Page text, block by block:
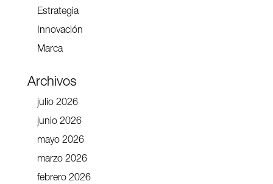
Estrategia
Innovación
Marca
Archivos
julio 2026
junio 2026
mayo 2026
marzo 2026
febrero 2026